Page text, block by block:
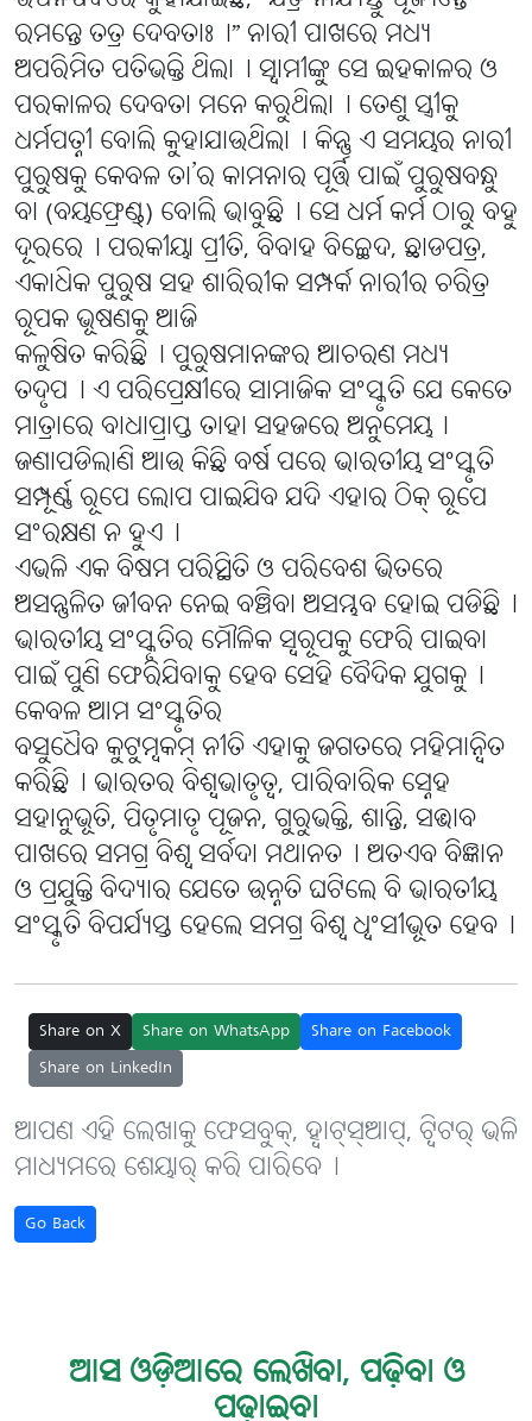
ରମନ୍ତେ ତତ୍ର ଦେବତାଃ୤” ନାରୀ ପାଖରେ ମଧ୍ୟ
ଅପରିମିତ ପତିଭକ୍ତି ଥିଲା୤ ସ୍ୱାମୀଙ୍କୁ ସେ ଇହକାଳର ଓ
ପରକାଳର ଦେବତା ମନେ କରୁଥିଲା୤ ତେଣୁ ସ୍ତ୍ରୀକୁ
ଧର୍ମପତ୍ନୀ ବୋଲି କୁହାଯାଉଥିଲା୤ କିନ୍ତୁ ଏ ସମୟର ନାରୀ
ପୁରୁଷକୁ କେବଳ ତା’ର କାମନାର ପୂର୍ତ୍ତି ପାଇଁ ପୁରୁଷବନ୍ଧୁ
ବା (ବୟଫ୍ରେଣ୍ଡ୍) ବୋଲି ଭାବୁଛି୤ ସେ ଧର୍ମ କର୍ମ ଠାରୁ ବହୁ
ଦୂରରେ୤ ପରକୀୟା ପ୍ରୀତି, ବିବାହ ବିଚ୍ଛେଦ, ଛାଡପତ୍ର,
ଏକାଧିକ ପୁରୁଷ ସହ ଶାରିରୀକ ସମ୍ପର୍କ ନାରୀର ଚରିତ୍ର
ରୂପକ ଭୂଷଣକୁ ଆଜି
କଳୁଷିତ କରିଛି୤ ପୁରୁଷମାନଙ୍କର ଆଚରଣ ମଧ୍ୟ
ତଦୃପ୤ ଏ ପରିପ୍ରେକ୍ଷୀରେ ସାମାଜିକ ସଂସ୍କୃତି ଯେ କେତେ
ମାତ୍ରାରେ ବାଧାପ୍ରାପ୍ତ ତାହା ସହଜରେ ଅନୁମେୟ୤
ଜଣାପଡିଲାଣି ଆଉ କିଛି ବର୍ଷ ପରେ ଭାରତୀୟ ସଂସ୍କୃତି
ସମ୍ପୂର୍ଣ୍ଣ ରୂପେ ଲୋପ ପାଇଯିବ ଯଦି ଏହାର ଠିକ୍ ରୂପେ
ସଂରକ୍ଷଣ ନ ହୁଏ୤
ଏଭଳି ଏକ ବିଷମ ପରିସ୍ଥିତି ଓ ପରିବେଶ ଭିତରେ
ଅସନ୍ତୁଳିତ ଜୀବନ ନେଇ ବଞ୍ଚିବା ଅସମ୍ଭବ ହୋଇ ପଡିଛି୤
ଭାରତୀୟ ସଂସ୍କୃତିର ମୌଳିକ ସ୍ବରୂପକୁ ଫେରି ପାଇବା
ପାଇଁ ପୁଣି ଫେରିଯିବାକୁ ହେବ ସେହି ବୈଦିକ ଯୁଗକୁ୤
କେବଳ ଆମ ସଂସ୍କୃତିର
ବସୁଧୈବ କୁଟୁମ୍ବକମ୍ ନୀତି ଏହାକୁ ଜଗତରେ ମହିମାନ୍ବିତ
କରିଛି୤ ଭାରତର ବିଶ୍ବଭାତୃତ୍ବ, ପାରିବାରିକ ସ୍ନେହ
ସହାନୁଭୂତି, ପିତୃମାତୃ ପୂଜନ, ଗୁରୁଭକ୍ତି, ଶାନ୍ତି, ସଦ୍ଭାବ
ପାଖରେ ସମଗ୍ର ବିଶ୍ୱ ସର୍ବଦା ମଥାନତ୤ ଅତଏବ ବିଜ୍ଞାନ
ଓ ପ୍ରଯୁକ୍ତି ବିଦ୍ୟାର ଯେତେ ଉନ୍ନତି ଘଟିଲେ ବି ଭାରତୀୟ
ସଂସ୍କୃତି ବିପର୍ଯ୍ୟସ୍ତ ହେଲେ ସମଗ୍ର ବିଶ୍ୱ ଧ୍ୱଂସୀଭୂତ ହେବ୤
Share on X Share on WhatsApp
Share on Facebook
Share on LinkedIn
ଆପଣ ଏହି ଲେଖାକୁ ଫେସବୁକ୍, ହ୍ବାଟ୍‌ସ୍‌ଆପ୍, ଟ୍ବିଟର୍ ଭଳି
ମାଧ୍ୟମରେ ଶେୟାର୍ କରି ପାରିବେ୤
Go Back
ଆସ ଓଡ଼ିଆରେ ଲେଖିବା, ପଢ଼ିବା ଓ
ପଢ଼ାଇବା